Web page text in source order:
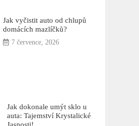
Jak vyčistit auto od chlupů
domácích mazlíčků?
7 července, 2026
Jak dokonale umýt sklo u
auta: Tajemství Krystalické